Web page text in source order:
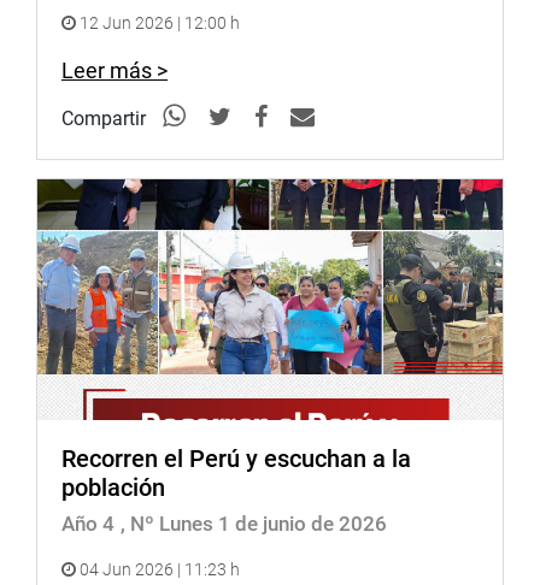
12 Jun 2026 | 12:00 h
Leer más >
Compartir
Recorren el Perú y escuchan a la
población
Año 4 , Nº Lunes 1 de junio de 2026
04 Jun 2026 | 11:23 h